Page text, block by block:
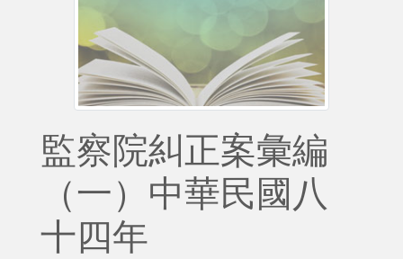
監察院糾正案彙編
（一）中華民國八
十四年